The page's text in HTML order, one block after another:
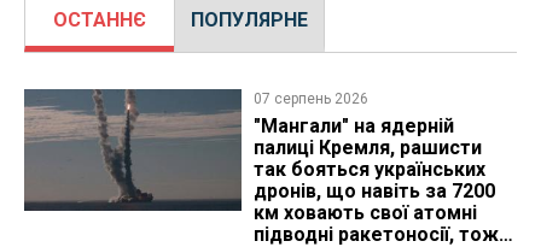
ОСТАННЄ ПОПУЛЯРНЕ
07 серпень 2026
"Мангали" на ядерній
палиці Кремля, рашисти
так бояться українських
дронів, що навіть за 7200
км ховають свої атомні
підводні ракетоносії, тож